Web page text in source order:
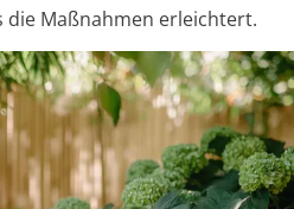
Maßnahmen erleichtert.